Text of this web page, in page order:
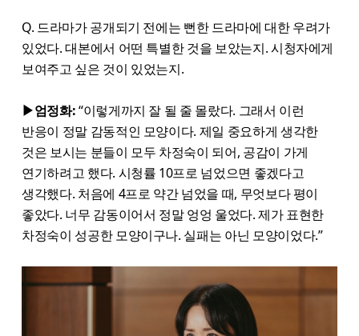
Q. 드라마가 공개되기 전에는 뻔한 드라마에 대한 우려가
있었다. 대본에서 어떤 특별한 것을 보았는지. 시청자에게
보여주고 싶은 것이 있었는지.
▶엄정화:“이렇게까지 잘 될 줄 몰랐다. 그래서 이런
반응이 정말 감동적인 모양이다. 제일 중요하게 생각한
것은 보시는 분들이 모두 차정숙이 되어, 공감이 가게
연기하려고 했다. 시청률 10프로 넘었으면 좋겠다고
생각했다. 처음에 4프로 약간 넘었을 때, 무엇보다 평이
좋았다. 너무 감동이어서 정말 엉엉 울었다. 제가 표현한
차정숙이 성공한 모양이구나. 실패는 아닌 모양이었다.”